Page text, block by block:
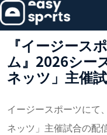
『イージース
ム』2026シー
ネッツ」主催
イージースポーツにて
ネッツ」主催試合の配